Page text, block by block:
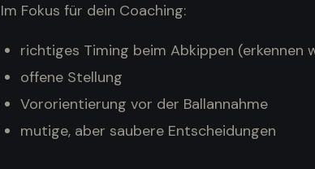
Im Fokus für dein Coaching:
richtiges Timing beim Abkippen (erkennen
offene Stellung
Vororientierung vor der Ballannahme
mutige, aber saubere Entscheidungen